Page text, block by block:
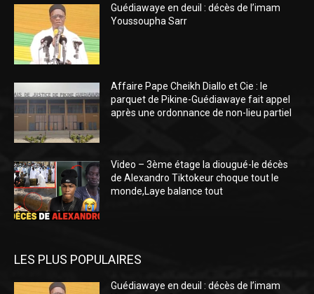
Guédiawaye en deuil : décès de l’imam
Youssoupha Sarr
Affaire Pape Cheikh Diallo et Cie : le
parquet de Pikine-Guédiawaye fait appel
après une ordonnance de non-lieu partiel
Video – 3ème étage la diougué-le décès
de Alexandro Tiktokeur choque tout le
monde,Laye balance tout
LES PLUS POPULAIRES
Guédiawaye en deuil : décès de l’imam